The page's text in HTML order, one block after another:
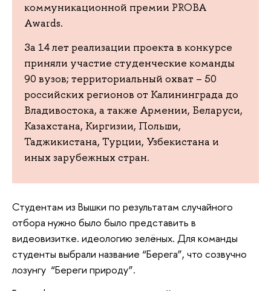
коммуникационной премии PROBA
Awards.
За 14 лет реализации проекта в конкурсе
приняли участие студенческие команды
90 вузов; территориальный охват – 50
российских регионов от Калининграда до
Владивостока, а также Армении, Беларуси,
Казахстана, Киргизии, Польши,
Таджикистана, Турции, Узбекистана и
иных зарубежных стран.
Студентам из Вышки по результатам случайного
отбора нужно было было представить в
видеовизитке. идеологию зелёных. Для команды
студенты выбрали название “Берега”, что созвучно
лозунгу “Береги природу”.